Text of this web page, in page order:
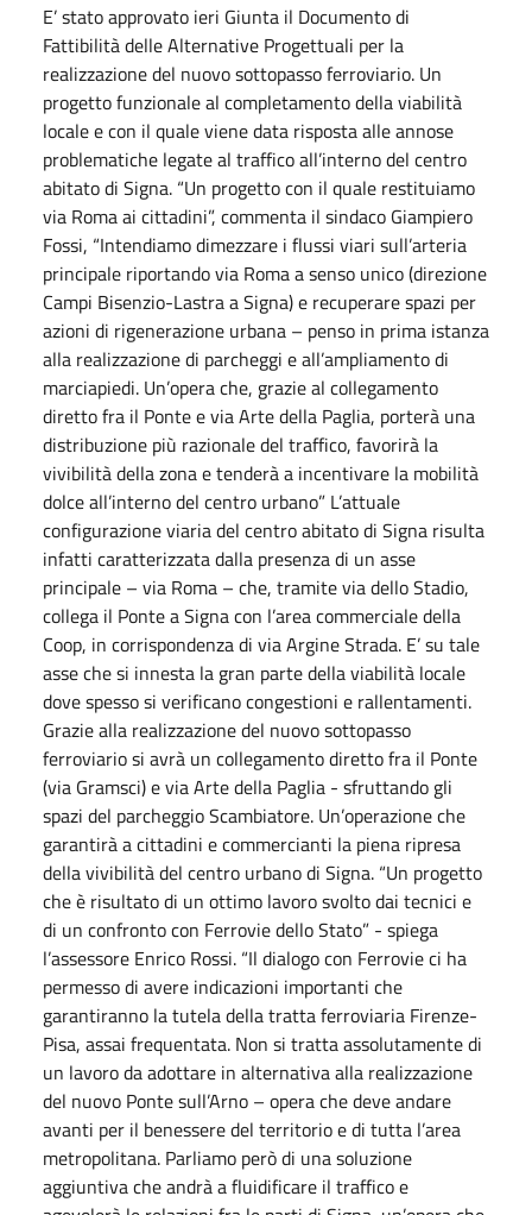
E’ stato approvato ieri Giunta il Documento di
Fattibilità delle Alternative Progettuali per la
realizzazione del nuovo sottopasso ferroviario. Un
progetto funzionale al completamento della viabilità
locale e con il quale viene data risposta alle annose
problematiche legate al traffico all’interno del centro
abitato di Signa. “Un progetto con il quale restituiamo
via Roma ai cittadini”, commenta il sindaco Giampiero
Fossi, “Intendiamo dimezzare i flussi viari sull’arteria
principale riportando via Roma a senso unico (direzione
Campi Bisenzio-Lastra a Signa) e recuperare spazi per
azioni di rigenerazione urbana – penso in prima istanza
alla realizzazione di parcheggi e all’ampliamento di
marciapiedi. Un’opera che, grazie al collegamento
diretto fra il Ponte e via Arte della Paglia, porterà una
distribuzione più razionale del traffico, favorirà la
vivibilità della zona e tenderà a incentivare la mobilità
dolce all’interno del centro urbano” L’attuale
configurazione viaria del centro abitato di Signa risulta
infatti caratterizzata dalla presenza di un asse
principale – via Roma – che, tramite via dello Stadio,
collega il Ponte a Signa con l’area commerciale della
Coop, in corrispondenza di via Argine Strada. E’ su tale
asse che si innesta la gran parte della viabilità locale
dove spesso si verificano congestioni e rallentamenti.
Grazie alla realizzazione del nuovo sottopasso
ferroviario si avrà un collegamento diretto fra il Ponte
(via Gramsci) e via Arte della Paglia - sfruttando gli
spazi del parcheggio Scambiatore. Un’operazione che
garantirà a cittadini e commercianti la piena ripresa
della vivibilità del centro urbano di Signa. “Un progetto
che è risultato di un ottimo lavoro svolto dai tecnici e
di un confronto con Ferrovie dello Stato” - spiega
l’assessore Enrico Rossi. “Il dialogo con Ferrovie ci ha
permesso di avere indicazioni importanti che
garantiranno la tutela della tratta ferroviaria Firenze-
Pisa, assai frequentata. Non si tratta assolutamente di
un lavoro da adottare in alternativa alla realizzazione
del nuovo Ponte sull’Arno – opera che deve andare
avanti per il benessere del territorio e di tutta l’area
metropolitana. Parliamo però di una soluzione
aggiuntiva che andrà a fluidificare il traffico e